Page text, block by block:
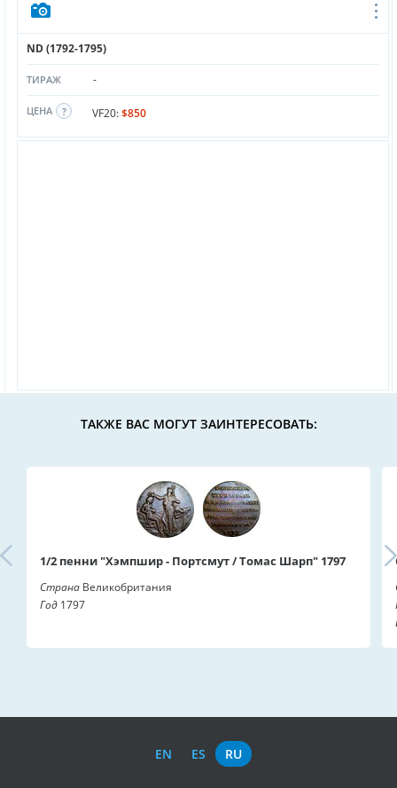
ND (1792-1795)
ТИРАЖ -
ЦЕНА VF20:$850
ТАКЖЕ ВАС МОГУТ ЗАИНТЕРЕСОВАТЬ:
1/2 пенни "Хэмпшир - Портсмут / Томас Шарп" 1797
Страна Великобритания
Год 1797
EN ES RU